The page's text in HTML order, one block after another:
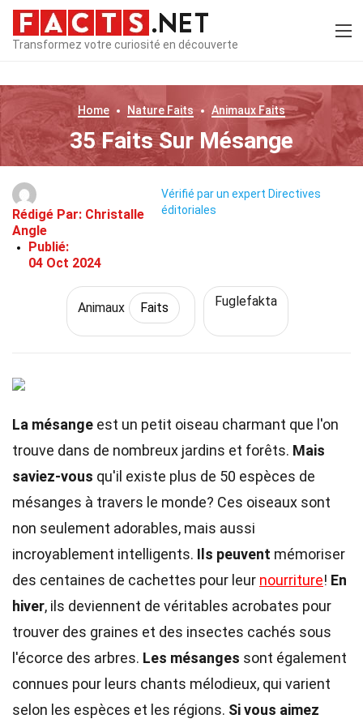
Transformez votre curiosité en découverte
Home Nature Faits Animaux Faits
35 Faits Sur Mésange
Rédigé Par: Christalle
Angle
Publié:
04 Oct 2024
Vérifié par un expert Directives
éditoriales
Animaux Faits Fuglefakta
La mésange est un petit oiseau charmant que l'on
trouve dans de nombreux jardins et forêts. Mais
saviez-vous qu'il existe plus de 50 espèces de
mésanges à travers le monde? Ces oiseaux sont
non seulement adorables, mais aussi
incroyablement intelligents. Ils peuvent mémoriser
des centaines de cachettes pour leur nourriture! En
hiver, ils deviennent de véritables acrobates pour
trouver des graines et des insectes cachés sous
l'écorce des arbres. Les mésanges sont également
connues pour leurs chants mélodieux, qui varient
selon les espèces et les régions. Si vous aimez